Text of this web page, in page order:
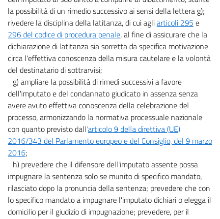
la possibilità di un rimedio successivo ai sensi della lettera g);
rivedere la disciplina della latitanza, di cui agliarticoli 295 e
296 del codice di procedura penale, al fine di assicurare che la
dichiarazione di latitanza sia sorretta da specifica motivazione
circa l'effettiva conoscenza della misura cautelare e la volontà
del destinatario di sottrarvisi;
g) ampliare la possibilità di rimedi successivi a favore
dell'imputato e del condannato giudicato in assenza senza
avere avuto effettiva conoscenza della celebrazione del
processo, armonizzando la normativa processuale nazionale
con quanto previsto dall'articolo 9 della direttiva (UE)
2016/343 del Parlamento europeo e del Consiglio, del 9 marzo
2016;
h) prevedere che il difensore dell'imputato assente possa
impugnare la sentenza solo se munito di specifico mandato,
rilasciato dopo la pronuncia della sentenza; prevedere che con
lo specifico mandato a impugnare l'imputato dichiari o elegga il
domicilio per il giudizio di impugnazione; prevedere, per il